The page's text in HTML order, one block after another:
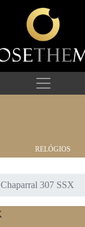
RELÓGIOS
Chaparral 307 SSX